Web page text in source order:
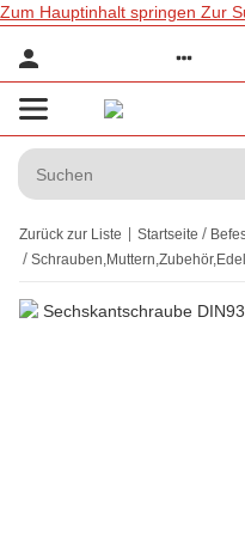
Zum Hauptinhalt springen Zur
Zurück zur Liste Startseite